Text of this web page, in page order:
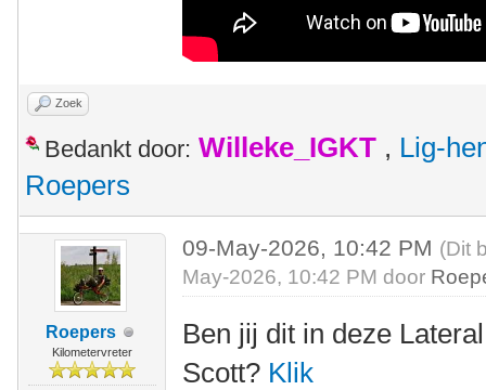
Zoek
Bedankt door: Willeke_IGKT , Lig-
Roepers
Roepers
Kilometervreter
09-May-2026, 10:42 PM (Dit
May-2026, 10:42 PM door
Ben jij dit in deze
Scott? Klik